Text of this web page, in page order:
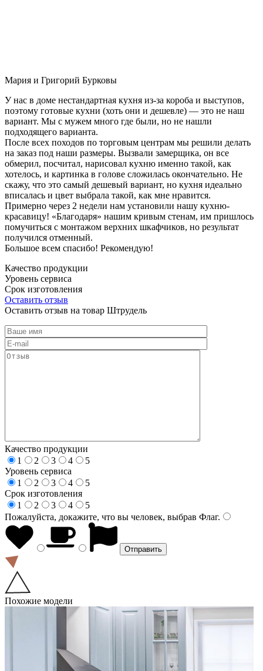
Мария и Григорий Бурковы
У нас в доме нестандартная кухня из-за короба и выступов,
поэтому готовые кухни (хоть они и дешевле) — это не наш
вариант. Мы с мужем много где были, но не нашли
подходящего варианта.
После всех походов по торговым центрам мы решили делать
на заказ под наши размеры. Вызвали замерщика, он все
обмерил, посчитал, нарисовал кухню именно такой, как
хотелось, и картинка в голове сложилась окончательно. Не
скажу, что это самый дешевый вариант, но кухня идеально
вписалась и цвет выбрала такой, как мне нравится.
Примерно через 2 недели нам установили нашу кухню-
красавицу! «Благодаря» нашим кривым стенам, им пришлось
помучиться с монтажом верхних шкафчиков, но результат
получился отменный.
Большое всем спасибо! Рекомендую!
Качество продукции
Уровень сервиса
Срок изготовления
Оставить отзыв
Оставить отзыв на товар Штрудель
Качество продукции
1
2 3 4
5
Уровень сервиса
1
2 3 4
5
Срок изготовления
1
2 3 4
5
Пожалуйста, докажите, что вы человек, выбрав Флаг.
Похожие модели